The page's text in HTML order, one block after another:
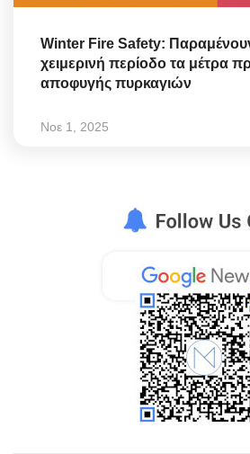
Winter Fire Safety:
χειμερινή περίοδο τα μέτρα
αποφυγής πυρκαγιών
Νοε 1, 2025